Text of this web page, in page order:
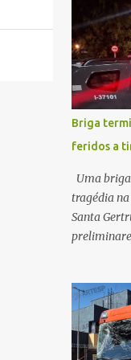
maior
reflexão
da admini...
quando
Jeep
do veículo,
rodovia,
impacto.
se
sofreu
ainda no
socorro à
constatado
Polícia
o registro
Briga
feridos a
Uma
tragédia
Santa
adega. O
20h40, na
acordo
confusão